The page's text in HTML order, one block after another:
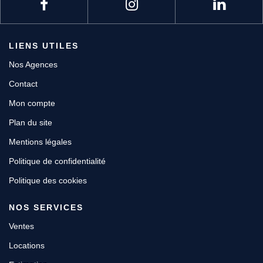
LIENS UTILES
Nos Agences
Contact
Mon compte
Plan du site
Mentions légales
Politique de confidentialité
Politique des cookies
NOS SERVICES
Ventes
Locations